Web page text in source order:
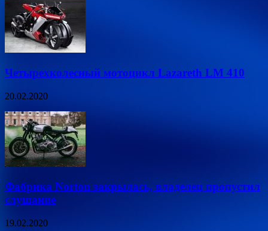
Четырехколесный мотоцикл Lazareth LM 410
20.02.2020
Фабрика Norton закрылась, владелец пропустил
слушание
19.02.2020